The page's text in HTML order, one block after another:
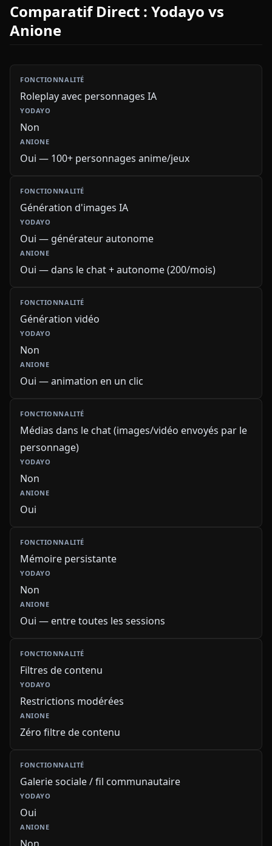
Comparatif Direct : Yodayo vs
Anione
Roleplay avec personnages IA
Non
Oui — 100+ personnages anime/jeux
Génération d'images IA
Oui — générateur autonome
Oui — dans le chat + autonome (200/mois)
Génération vidéo
Non
Oui — animation en un clic
Médias dans le chat (images/vidéo envoyés par le
personnage)
Non
Oui
Mémoire persistante
Non
Oui — entre toutes les sessions
Filtres de contenu
Restrictions modérées
Zéro filtre de contenu
Galerie sociale / fil communautaire
Oui